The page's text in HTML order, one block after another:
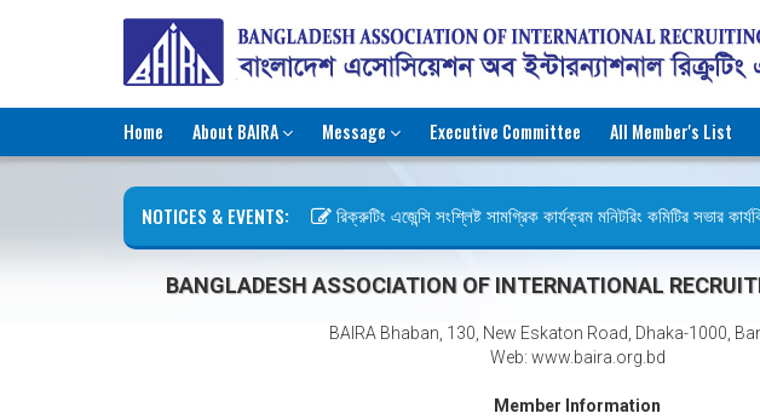
Home About BAIRA Message Executive Committee All Member's List
NOTICES & EVENTS: রিক্রুটিং এজেন্সি সংশ্লিষ্ট সামগ্রিক কার্যক্রম মনিটরিং কমিটির সভার
BANGLADESH ASSOCIATION OF INTERNATIONAL
BAIRA Bhaban, 130, New Eskaton Road, Dhaka-1000,
Web: www.baira.org.bd
Member Information